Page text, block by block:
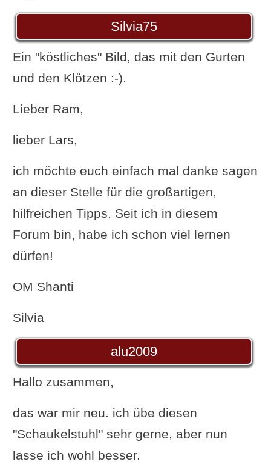
Silvia75
Ein "köstliches" Bild, das mit den Gurten
und den Klötzen :-).
Lieber Ram,
lieber Lars,
ich möchte euch einfach mal danke sagen
an dieser Stelle für die großartigen,
hilfreichen Tipps. Seit ich in diesem
Forum bin, habe ich schon viel lernen
dürfen!
OM Shanti
Silvia
alu2009
Hallo zusammen,
das war mir neu. ich übe diesen
"Schaukelstuhl" sehr gerne, aber nun
lasse ich wohl besser.